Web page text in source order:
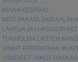
IHANA KESÄIHO
MITÄ PAKATA
LAATUA JA LUKSUSTA
TUKHOLMA LASTEN
VINKIT PAREMPAAN
VIIMEISET VIIKOT